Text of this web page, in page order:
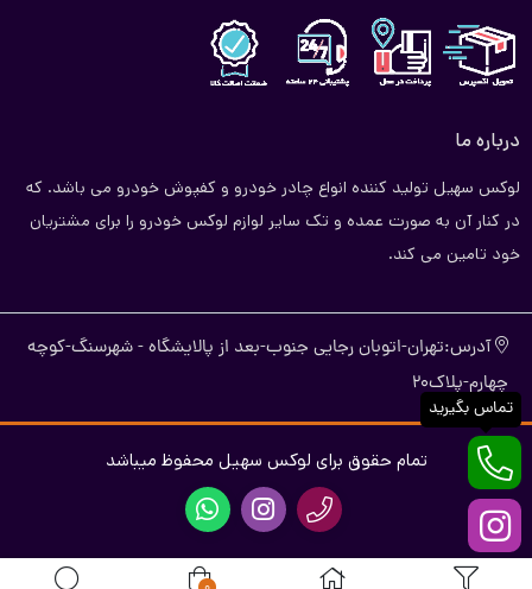
درباره ما
لوکس سهیل تولید کننده انواع چادر خودرو و کفپوش خودرو می باشد. که
در کنار آن به صورت عمده و تک سایر لوازم لوکس خودرو را برای مشتریان
خود تامین می کند.
آدرس:تهران-اتوبان رجایی جنوب-بعد از پالایشگاه - شهرسنگ-کوچه
چهارم-پلاک20
تمام حقوق برای لوکس سهیل محفوظ میباشد
تماس بگیرید